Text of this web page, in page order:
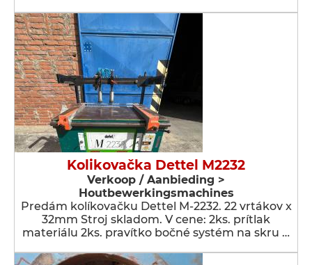
Kolikovačka Dettel M2232
Verkoop / Aanbieding >
Houtbewerkingsmachines
Predám kolíkovačku Dettel M-2232. 22 vrtákov x
32mm Stroj skladom. V cene: 2ks. prítlak
materiálu 2ks. pravítko bočné systém na skru …